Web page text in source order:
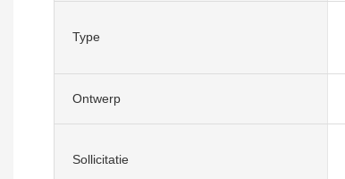
Type
Ontwerp
Sollicitatie